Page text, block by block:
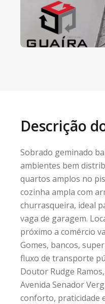
Descrição
Sobrado geminado
ambientes bem
quartos amplos no
cozinha ampla com
churrasqueira, ideal
vaga de garagem.
próximo a comércio
Gomes, bancos,
fluxo de transporte
Doutor Rudge
Avenida Senador
conforto, praticidade